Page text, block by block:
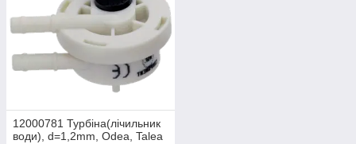
12000781 Турбіна(лічильник
води), d=1,2mm, Odea, Talea